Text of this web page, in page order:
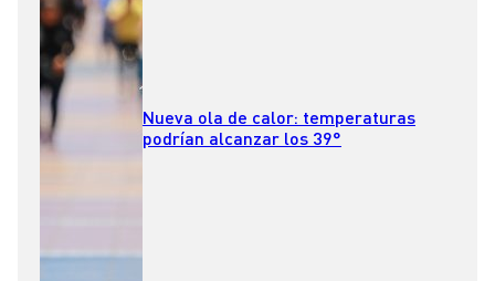
Nueva ola de calor: temperaturas
podrían alcanzar los 39°